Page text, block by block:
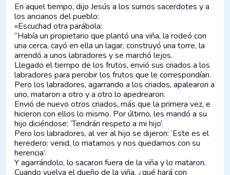
En aquel tiempo, dijo Jesús a los sumos sacerdotes y a
los ancianos del pueblo:
«Escuchad otra parábola:
“Había un propietario que plantó una viña, la rodeó con
una cerca, cayó en ella un lagar, construyó una torre, la
arrendó a unos labradores y se marchó lejos.
Llegado el tiempo de los frutos, envió sus criados a los
labradores para percibir los frutos que le correspondían.
Pero los labradores, agarrando a los criados, apalearon a
uno, mataron a otro y a otro lo apedrearon.
Envió de nuevo otros criados, más que la primera vez, e
hicieron con ellos lo mismo. Por último, les mandó a su
hijo diciéndose: ‘Tendrán respeto a mi hijo’.
Pero los labradores, al ver al hijo se dijeron: ‘Este es el
heredero: venid, lo matamos y nos quedamos con su
herencia’.
Y agarrándolo, lo sacaron fuera de la viña y lo mataron.
Cuando vuelva el dueño de la viña, ¿qué hará con